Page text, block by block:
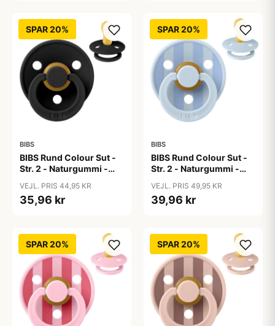
SPAR 20%
BIBS
BIBS Rund Colour Sut -
Str. 2 - Naturgummi -
VEJL. PRIS 44,95 KR
35,96 kr
SPAR 20%
BIBS
BIBS Rund Colour Sut -
Str. 2 - Naturgummi -
Blue/Dusty Blue
VEJL. PRIS 49,95 KR
39,96 kr
SPAR 20% SPAR 20%